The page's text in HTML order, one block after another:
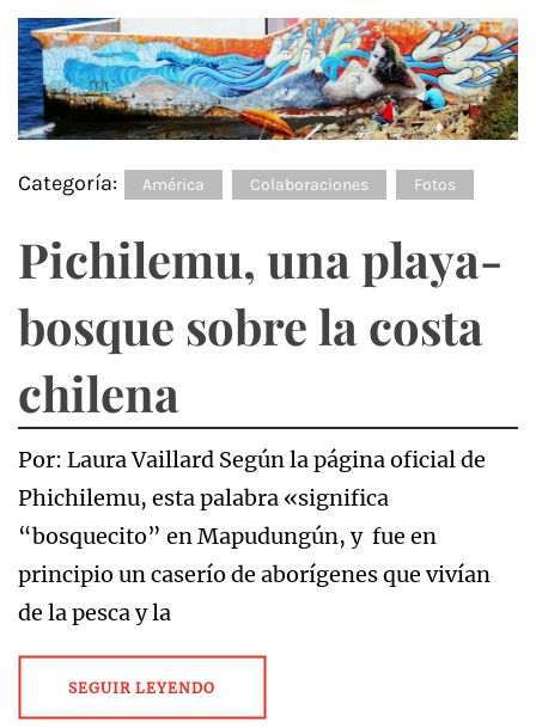
Categoría: América Colaboraciones Fotos
Pichilemu, una playa-
bosque sobre la costa
chilena
Por: Laura Vaillard Según la página oficial de
Phichilemu, esta palabra «significa
“bosquecito” en Mapudungún, y fue en
principio un caserío de aborígenes que vivían
de la pesca y la
SEGUIR LEYENDO